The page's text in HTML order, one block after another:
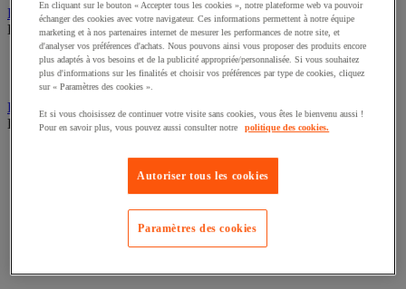
Rééducation et réadaptation
Découvrez ce groupe de produits
Électrostimulation et ultrason
Rééducation
Bac de rétention et matériel de rétention
Découvrez ce groupe de produits
Support de soutirage pour fûts
Conteneur et bungalow de stockage extérieur
Box de stockage
Bac de rétention
En cliquant sur le bouton « Accepter tous les cookies », notre plateforme web va pouvoir
échanger des cookies avec votre navigateur. Ces informations permettent à notre équipe
marketing et à nos partenaires internet de mesurer les performances de notre site, et
d'analyser vos préférences d'achats. Nous pouvons ainsi vous proposer des produits encore
plus adaptés à vos besoins et de la publicité appropriée/personnalisée. Si vous souhaitez
plus d'informations sur les finalités et choisir vos préférences par type de cookies, cliquez
sur « Paramètres des cookies ».
Et si vous choisissez de continuer votre visite sans cookies, vous êtes le bienvenu aussi !
Pour en savoir plus, vous pouvez aussi consulter notre
politique des cookies.
Autoriser tous les cookies
Paramètres des cookies